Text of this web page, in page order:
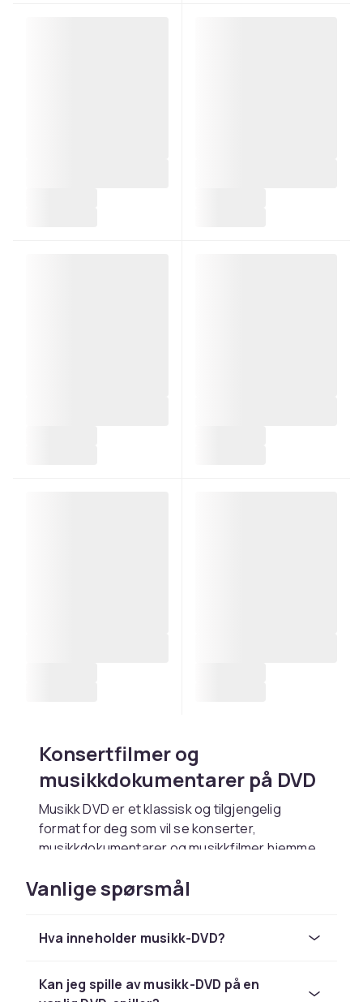
Konsertfilmer og
musikkdokumentarer på DVD
Musikk DVD er et klassisk og tilgjengelig
format for deg som vil se konserter,
musikkdokumentarer og musikkfilmer hjemme.
gir deg tilgang til musikkopplevelsen
uavhengig av streaming.
Hos CDON finner du et bredt utvalg av musikk
legendarisk liveopptredener, en dokumentar
Vanlige spørsmål
Hva inneholder musikk-DVD?
Kan jeg spille av musikk-DVD på en